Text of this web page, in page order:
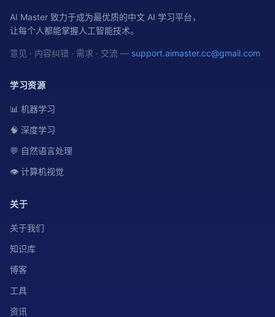
AI Master 致力于成为最优质的中文 AI 学习平台，
让每个人都能掌握人工智能技术。
意见 · 内容纠错 · 需求 · 交流 — support.aimaster.cc@gmail.com
学习资源
📊 机器学习
🧠 深度学习
💬 自然语言处理
👁️ 计算机视觉
关于
关于我们
知识库
博客
工具
资讯